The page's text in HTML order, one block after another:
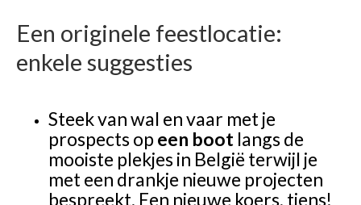
Een originele feestlocatie:
enkele suggesties
Steek van wal en vaar met je
prospects op een boot langs de
mooiste plekjes in België terwijl je
met een drankje nieuwe projecten
bespreekt. Een nieuwe koers, tiens!